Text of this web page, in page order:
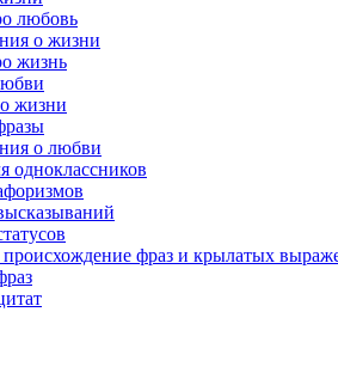
любовь
о жизни
жизнь
жизни
о любви
одноклассников
происхождение фраз и крылатых